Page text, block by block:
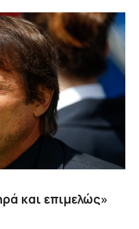
και επιμελώς»